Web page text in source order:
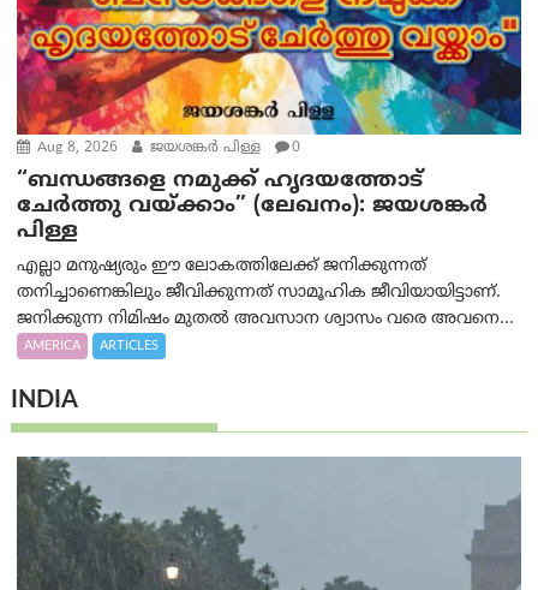
Aug 8, 2026 ജയശങ്കര്‍ പിള്ള 0
“ബന്ധങ്ങളെ നമുക്ക് ഹൃദയത്തോട്
ചേർത്തു വയ്ക്കാം” (ലേഖനം): ജയശങ്കര്‍
പിള്ള
എല്ലാ മനുഷ്യരും ഈ ലോകത്തിലേക്ക് ജനിക്കുന്നത്
തനിച്ചാണെങ്കിലും ജീവിക്കുന്നത് സാമൂഹിക ജീവിയായിട്ടാണ്.
ജനിക്കുന്ന നിമിഷം മുതൽ അവസാന ശ്വാസം വരെ അവനെ...
AMERICA ARTICLES
INDIA